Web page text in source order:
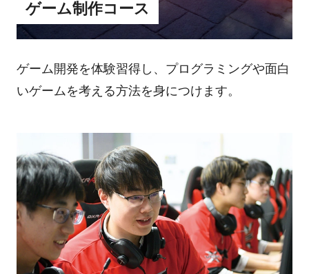
ゲーム制作コース
ゲーム開発を体験習得し、プログラミングや面白
いゲームを考える方法を身につけます。